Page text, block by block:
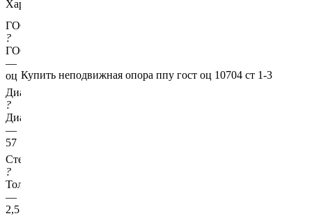
Купить неподвижная опора ппу гост оц 10704 ст 1-3
Характеристики
ГОСТ несущей трубы
?
ГОСТ основной трубы
—
оц 10704
Диаметр трубы, мм
?
Диаметр основной трубы
—
57
Стенка трубы, мм
?
Толщина стенки несущей трубы
—
2,5